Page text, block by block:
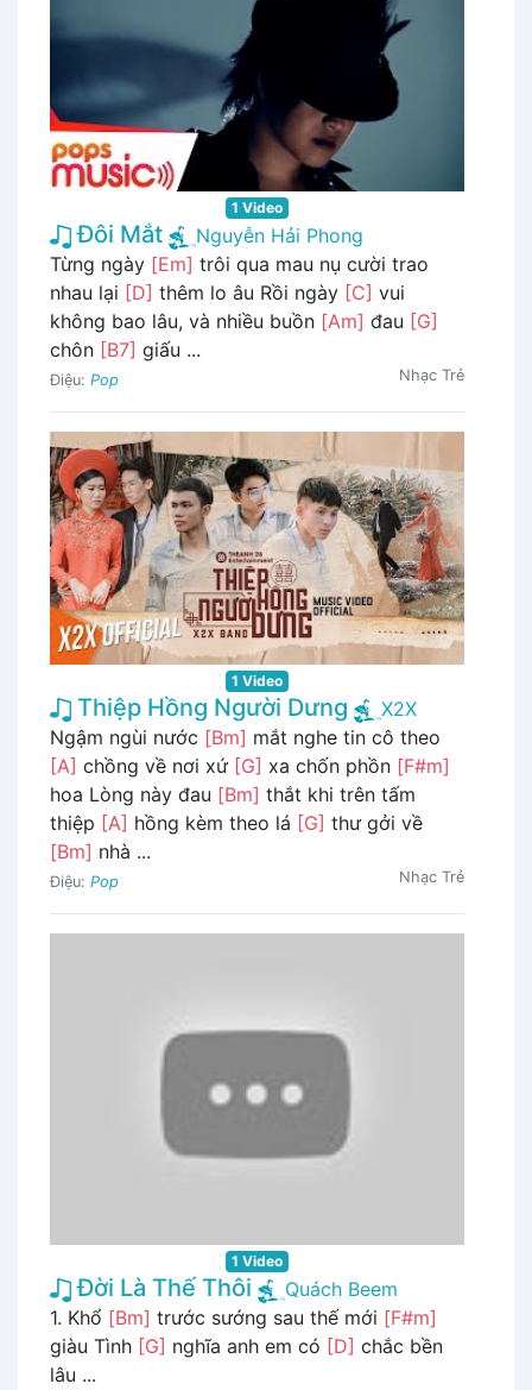
1 Video
Đôi Mắt
Nguyễn Hải Phong
Từng ngày [Em] trôi qua mau nụ cười trao
nhau lại [D] thêm lo âu Rồi ngày [C] vui
không bao lâu, và nhiều buồn [Am] đau [G]
chôn [B7] giấu ...
Điệu: Pop Nhạc Trẻ
1 Video
Thiệp Hồng Người Dưng
X2X
Ngậm ngùi nước [Bm] mắt nghe tin cô theo
[A] chồng về nơi xứ [G] xa chốn phồn [F#m]
hoa Lòng này đau [Bm] thắt khi trên tấm
thiệp [A] hồng kèm theo lá [G] thư gởi về
[Bm] nhà ...
Điệu: Pop Nhạc Trẻ
1 Video
Đời Là Thế Thôi
Quách Beem
1. Khổ [Bm] trước sướng sau thế mới [F#m]
giàu Tình [G] nghĩa anh em có [D] chắc bền
lâu ...